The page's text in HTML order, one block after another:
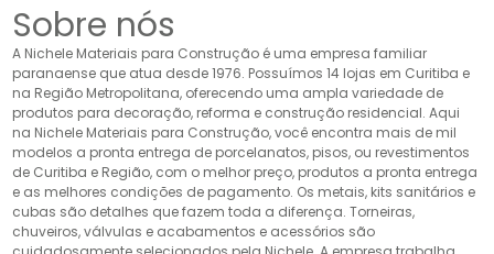
Sobre nós
A Nichele Materiais para Construção é uma empresa familiar
paranaense que atua desde 1976. Possuímos 14 lojas em Curitiba e
na Região Metropolitana, oferecendo uma ampla variedade de
produtos para decoração, reforma e construção residencial. Aqui
na Nichele Materiais para Construção, você encontra mais de mil
modelos a pronta entrega de porcelanatos, pisos, ou revestimentos
de Curitiba e Região, com o melhor preço, produtos a pronta entrega
e as melhores condições de pagamento. Os metais, kits sanitários e
cubas são detalhes que fazem toda a diferença. Torneiras,
chuveiros, válvulas e acabamentos e acessórios são